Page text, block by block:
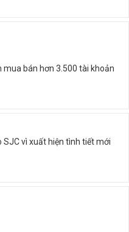
mua bán hơn 3.500 tài khoản
vì xuất hiện tình tiết mới